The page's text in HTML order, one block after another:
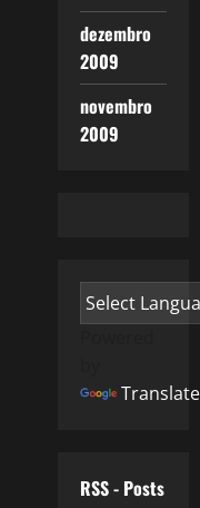
dezembro
2009
novembro
2009
Translate
RSS - Posts